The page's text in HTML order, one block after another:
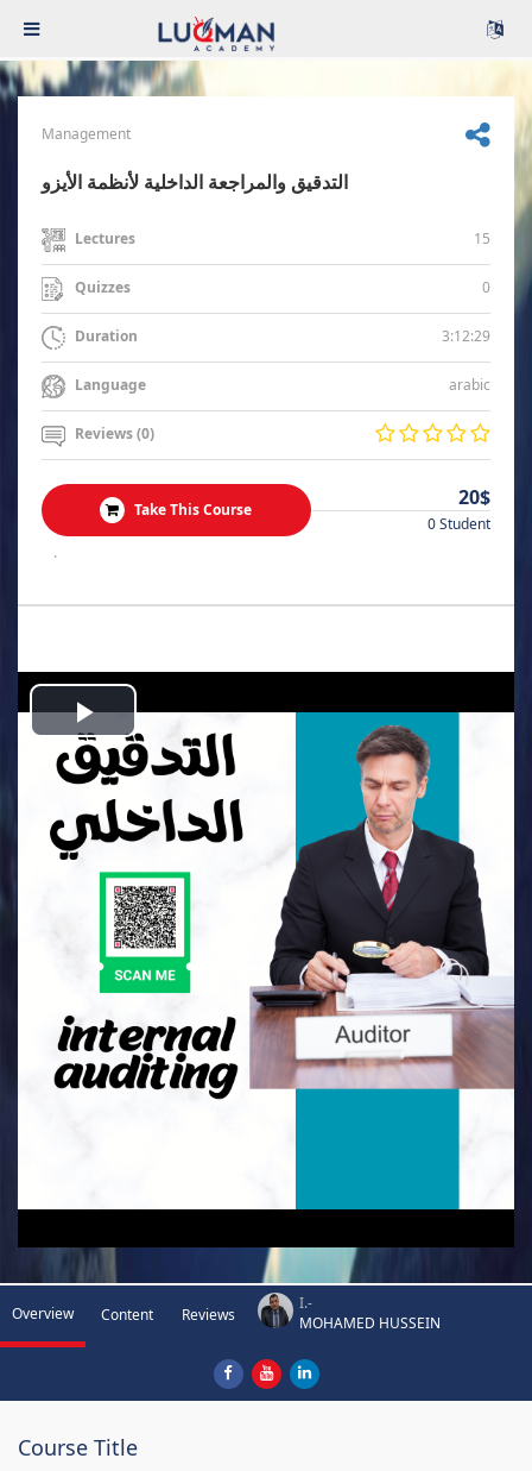
Management
التدقيق والمراجعة الداخلية لأنظمة الأيزو
Lectures 15
Quizzes 0
Duration 3:12:29
Language arabic
Reviews (0)
Take This Course 20$
0 Student
.
Play
Video
Overview Content Reviews
I.-
MOHAMED HUSSEIN
Course Title